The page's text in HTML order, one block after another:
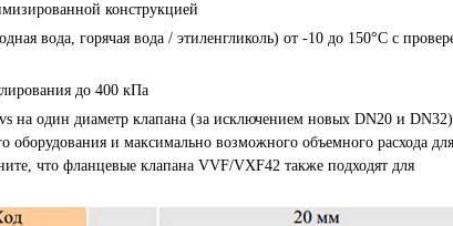
конструкцией
вода, горячая вода / этиленгликоль) от -10 до 150°C с
до 400 кПа
на один диаметр клапана (за исключением новых DN20 и DN32)
оборудования и максимально возможного объемного расхода
что фланцевые клапана VVF/VXF42 также подходят для